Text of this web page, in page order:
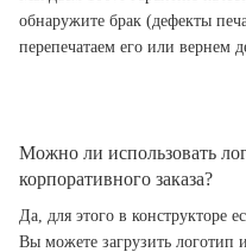
обнаружите брак (дефекты
перепечатаем его или вернем
Можно ли использовать
корпоративного заказа?
Да, для этого в конструкторе
Вы можете загрузить логотип